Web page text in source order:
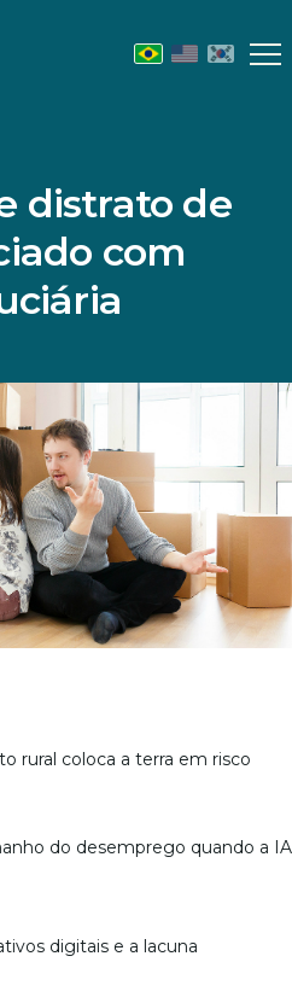
distrato de
com
rural coloca a terra em risco
do desemprego quando a IA
digitais e a lacuna